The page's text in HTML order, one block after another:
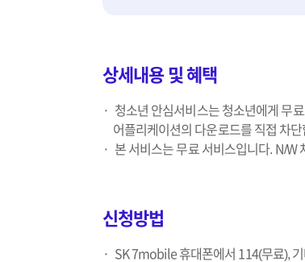
상세내용 및 혜택
청소년 안심서비스는 청소년에게 무
어플리케이션의 다운로드를 직접 차단
본 서비스는 무료 서비스입니다. N/W
신청방법
SK 7mobile 휴대폰에서 114(무료),